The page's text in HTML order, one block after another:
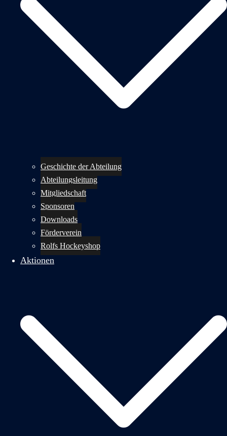
Geschichte der Abteilung
Abteilungsleitung
Mitgliedschaft
Sponsoren
Downloads
Förderverein
Rolfs Hockeyshop
Aktionen